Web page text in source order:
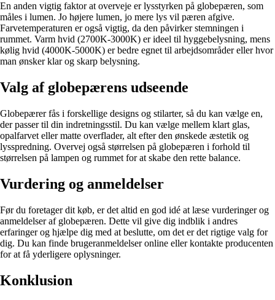
En anden vigtig faktor at overveje er lysstyrken på globepæren, som
måles i lumen. Jo højere lumen, jo mere lys vil pæren afgive.
Farvetemperaturen er også vigtig, da den påvirker stemningen i
rummet. Varm hvid (2700K-3000K) er ideel til hyggebelysning, mens
kølig hvid (4000K-5000K) er bedre egnet til arbejdsområder eller hvor
man ønsker klar og skarp belysning.
Valg af globepærens udseende
Globepærer fås i forskellige designs og stilarter, så du kan vælge en,
der passer til din indretningsstil. Du kan vælge mellem klart glas,
opalfarvet eller matte overflader, alt efter den ønskede æstetik og
lysspredning. Overvej også størrelsen på globepæren i forhold til
størrelsen på lampen og rummet for at skabe den rette balance.
Vurdering og anmeldelser
Før du foretager dit køb, er det altid en god idé at læse vurderinger og
anmeldelser af globepæren. Dette vil give dig indblik i andres
erfaringer og hjælpe dig med at beslutte, om det er det rigtige valg for
dig. Du kan finde brugeranmeldelser online eller kontakte producenten
for at få yderligere oplysninger.
Konklusion